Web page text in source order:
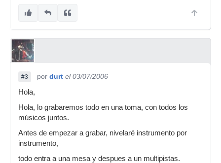
#3 por durt el 03/07/2006
Hola,
Hola, lo grabaremos todo en una toma, con todos los
músicos juntos.
Antes de empezar a grabar, nivelaré instrumento por
instrumento,
todo entra a una mesa y despues a un multipistas.